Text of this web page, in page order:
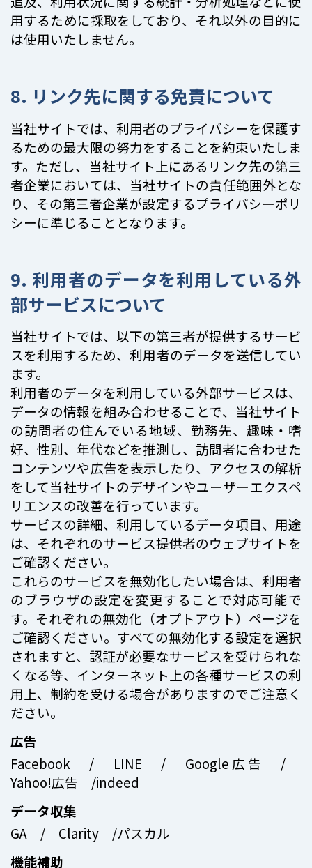
用するために採取をしており、それ以外の目的に
は使用いたしません。
8. リンク先に関する免責について
当社サイトでは、利用者のプライバシーを保護す
るための最大限の努力をすることを約束いたしま
す。ただし、当社サイト上にあるリンク先の第三
者企業においては、当社サイトの責任範囲外とな
り、その第三者企業が設定するプライバシーポリ
シーに準じることとなります。
9. 利用者のデータを利用している外
部サービスについて
当社サイトでは、以下の第三者が提供するサービ
スを利用するため、利用者のデータを送信してい
ます。
利用者のデータを利用している外部サービスは、
データの情報を組み合わせることで、当社サイト
の訪問者の住んでいる地域、勤務先、趣味・嗜
好、性別、年代などを推測し、訪問者に合わせた
コンテンツや広告を表示したり、アクセスの解析
をして当社サイトのデザインやユーザーエクスペ
リエンスの改善を行っています。
サービスの詳細、利用しているデータ項目、用途
は、それぞれのサービス提供者のウェブサイトを
ご確認ください。
これらのサービスを無効化したい場合は、利用者
のブラウザの設定を変更することで対応可能で
す。それぞれの無効化（オプトアウト）ページを
ご確認ください。すべての無効化する設定を選択
されますと、認証が必要なサービスを受けられな
くなる等、インターネット上の各種サービスの利
用上、制約を受ける場合がありますのでご注意く
ださい。
広告
Facebook / LINE / Google広告 /
Yahoo!広告 /indeed
データ収集
GA / Clarity /パスカル
機能補助